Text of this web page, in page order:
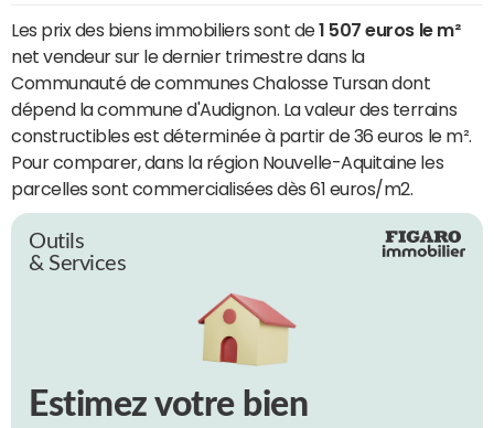
Les prix des biens immobiliers sont de1 507 euros le m²
net vendeur sur le dernier trimestre dans la
Communauté de communes Chalosse Tursan dont
dépend la commune d'Audignon. La valeur des terrains
constructibles est déterminée à partir de 36 euros le m².
Pour comparer, dans la région Nouvelle-Aquitaine les
parcelles sont commercialisées dès 61 euros/m2.
Outils
& Services
Estimez votre bien